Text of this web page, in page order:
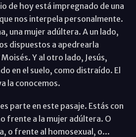
de hoy está impregnado de una
nos interpela personalmente.
una mujer adúltera. A un lado,
dispuestos a apedrearla
Y al otro lado, Jesús,
en el suelo, como distraído. El
la conocemos.
parte en este pasaje. Estás con
frente a la mujer adúltera. O
o frente al homosexual, o...